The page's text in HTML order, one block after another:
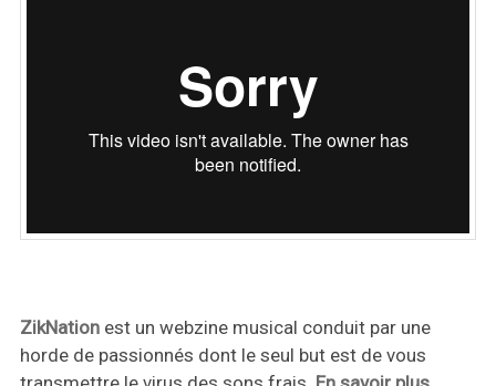
ZikNationest un webzine musical conduit par une
horde de passionnés dont le seul but est de vous